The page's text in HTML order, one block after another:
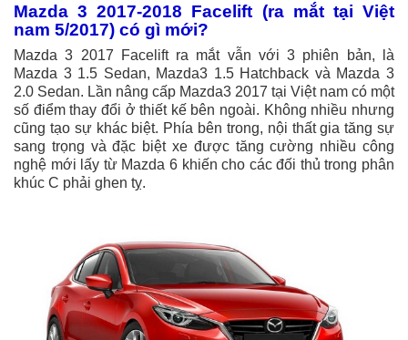
Mazda 3 2017-2018 Facelift (ra mắt tại Việt
nam 5/2017) có gì mới?
Mazda 3 2017 Facelift ra mắt vẫn với 3 phiên bản, là
Mazda 3 1.5 Sedan, Mazda3 1.5 Hatchback và Mazda 3
2.0 Sedan. Lần nâng cấp Mazda3 2017 tại Việt nam có một
số điểm thay đổi ở thiết kế bên ngoài. Không nhiều nhưng
cũng tạo sự khác biệt. Phía bên trong, nội thất gia tăng sự
sang trọng và đặc biệt xe được tăng cường nhiều công
nghệ mới lấy từ Mazda 6 khiến cho các đối thủ trong phân
khúc C phải ghen tỵ.